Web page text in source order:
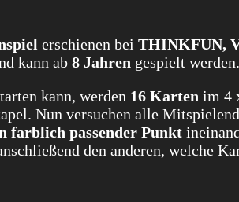
erschienen bei THINKFUN,
kann ab 8 Jahren gespielt werden.
kann, werden 16 Karten im 4
Nun versuchen alle
farblich passender Punkt
den anderen, welche